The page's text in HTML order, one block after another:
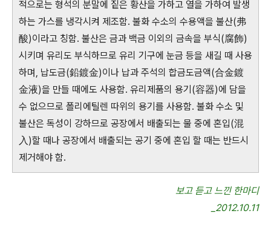
적으로는 형석의 분말에 짙은 황산을 가하고 열을 가하여 발생
하는 가스를 냉각시켜 제조함. 불화 수소의 수용액을 불산(弗
酸)이라고 칭함. 불산은 금과 백금 이외의 금속을 부식(腐飾)
시키며 유리도 부식하므로 유리 기구에 눈금 등을 새길 때 사용
하며, 납도금(鉛鍍金)이나 납과 주석의 합금도금액(合金鍍
金液)을 만들 때에도 사용함. 유리제품의 용기(容器)에 담을
수 없으므로 폴리에틸렌 따위의 용기를 사용함. 불화 수소 및
불산은 독성이 강하므로 공장에서 배출되는 물 중에 혼입(混
入)할 때나 공장에서 배출되는 공기 중에 혼입 할 때는 반드시
제거해야 함.
보고 듣고 느낀 한마디
_2012.10.11